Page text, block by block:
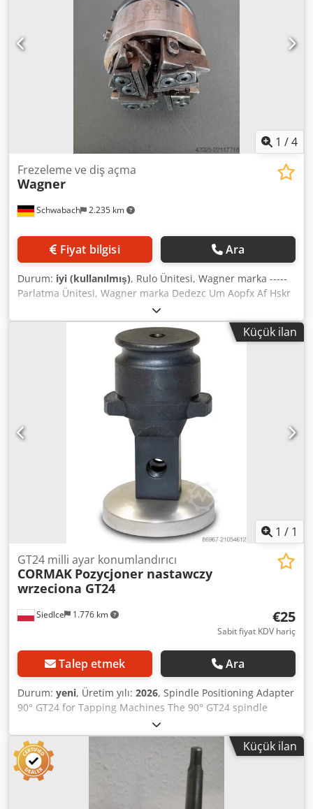
1 /4
Schwabach 2.235 km
Frezeleme ve diş açma
Wagner
Fiyat bilgisi Ara
Durum: iyi (kullanılmış), Rulo Ünitesi, Wagner marka -----
Parlatma Ünitesi, Wagner marka Dedezc Um Aopfx Af Hskr
Küçük ilan
1 / 1
Siedlce 1.776 km
GT24 milli ayar konumlandırıcı
CORMAK Pozycjoner nastawczy
wrzeciona GT24
€25
Sabit fiyat KDV hariç
Talep etmek Ara
Durum: yeni, Üretim yılı: 2026, Spindle Positioning Adapter
90° GT24 for Tapping Machines The 90° GT24 spindle
positioning adapter for tapping machines is an advanced
accessory that significantly enhances the precision and
efficiency of tapping operations. Its primary function is to
ensure precise alignment of the electric tapping arm at a
90° angle to the workpiece, allowing perfect spindle-to-
material positioning. Thanks to innovative technology, the
Küçük ilan